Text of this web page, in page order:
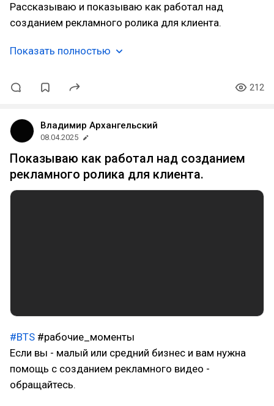
Рассказываю и показываю как работал над
созданием рекламного ролика для клиента.
Показать полностью
212
Владимир Архангельский
08.04.2025
Показываю как работал над созданием
рекламного ролика для клиента.
#BTS #рабочие_моменты
Если вы - малый или средний бизнес и вам нужна
помощь с созданием рекламного видео -
обращайтесь.